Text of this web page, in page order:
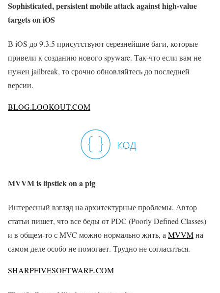
Sophisticated, persistent mobile attack against high-value
targets on iOS
В iOS до 9.3.5 присутствуют серезнейшие баги, которые
привели к созданию нового spyware. Так-что если вам не
нужен jailbreak, то срочно обновляйтесь до последней
версии.
BLOG.LOOKOUT.COM
MVVM is lipstick on a pig
Интересный взгляд на архитектурные проблемы. Автор
статьи пишет, что все беды от PDC (Poorly Defined Classes)
и в общем-то с MVC можно нормально жить, аMVVMна
самом деле особо не помогает. Трудно не согласиться.
SHARPFIVESOFTWARE.COM